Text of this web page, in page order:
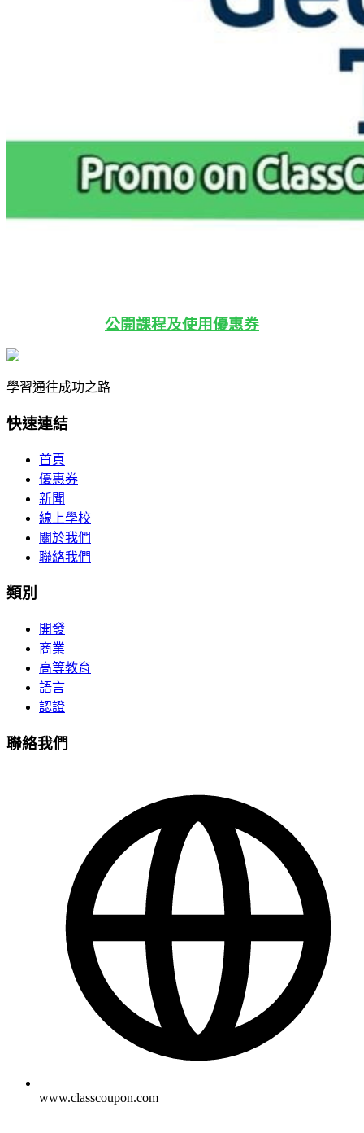
公開課程及使用優惠券
學習通往成功之路
快速連結
首頁
優惠券
新聞
線上學校
關於我們
聯絡我們
類別
開發
商業
高等教育
語言
認證
聯絡我們
www.classcoupon.com